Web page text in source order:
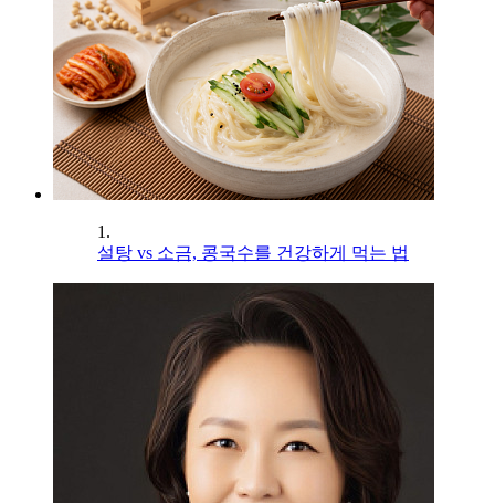
1.
설탕 vs 소금, 콩국수를 건강하게 먹는 법